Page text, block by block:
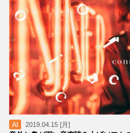
AI 2019.04.15 [月]